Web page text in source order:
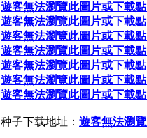
遊客無法瀏覽此圖片或下載
遊客無法瀏覽此圖片或下載
遊客無法瀏覽此圖片或下載
遊客無法瀏覽此圖片或下載
遊客無法瀏覽此圖片或下載
遊客無法瀏覽此圖片或下載
遊客無法瀏覽此圖片或下載
种子下载地址： 遊客無法瀏